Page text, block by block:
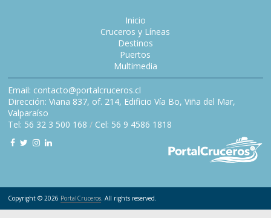
Inicio
Cruceros y Líneas
Destinos
Puertos
Multimedia
Email: contacto@portalcruceros.cl
Dirección: Viana 837, of. 214, Edificio Vía Bo, Viña del Mar,
Valparaíso
Tel: 56 32 3 500 168 / Cel: 56 9 4586 1818
Copyright © 2026 PortalCruceros. All rights reserved.